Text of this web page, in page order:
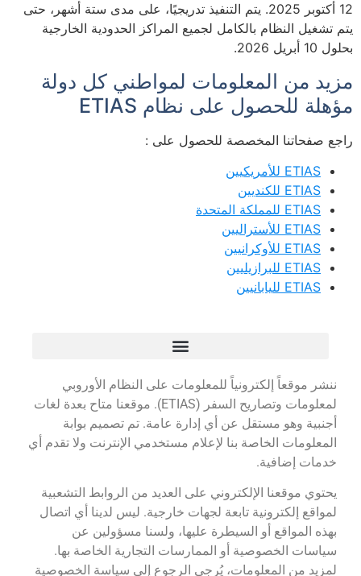
12 أكتوبر 2025. يتم التنفيذ تدريجيًا، على مدى ستة أشهر، حتى
يتم تشغيل النظام بالكامل لجميع المراكز الحدودية الخارجية
بحلول 10 أبريل 2026.
مزيد من المعلومات لمواطني كل دولة
مؤهلة للحصول على نظام ETIAS
راجع صفحاتنا المخصصة للحصول على :
ETIAS للأمريكيين
ETIAS للكنديين
ETIAS للمملكة المتحدة
ETIAS للأستراليين
ETIAS للأوكرانيين
ETIAS للبرازيليين
ETIAS لليابانيين
ننشر موقعاً إلكترونياً للمعلومات على النظام الأوروبي
لمعلومات وتصاريح السفر (ETIAS). موقعنا متاح بعدة لغات
أجنبية وهو مستقل عن أي إدارة عامة. تم تصميم بوابة
المعلومات الخاصة بنا لإعلام مستخدمي الإنترنت ولا تقدم أي
خدمات إضافية.
يحتوي موقعنا الإلكتروني على العديد من الروابط التشعبية
لمواقع إلكترونية تابعة لجهات خارجية. ليس لدينا أي اتصال
بهذه المواقع أو السيطرة عليها، ولسنا مسؤولين عن
سياسات الخصوصية أو الممارسات التجارية الخاصة بها.
لمزيد من المعلومات، يُرجى الرجوع إلى سياسة الخصوصية